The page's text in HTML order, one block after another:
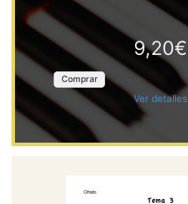
9,20€
Comprar
Ver detalles